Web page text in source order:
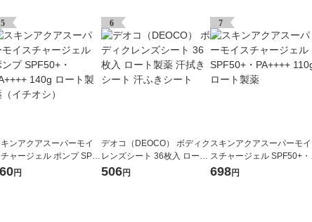
5
キンアクアスーパーモイ
チャージェル ポンプ SPF
・PA++++ 140g ロート
円
6
デオコ（DEOCO） ボディク
レンズシート 36枚入 ロート
製薬 汗拭きシート 汗ふきシ
506円
7
スキンアクアスーパーモイ
スチャージェル SPF50+・P
A++++ 110g ロート製薬
698円